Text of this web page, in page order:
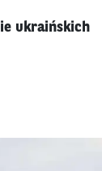
ukraińskich